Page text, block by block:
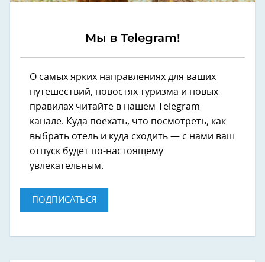
Мы в Telegram!
О самых ярких направлениях для ваших
путешествий, новостях туризма и новых
правилах читайте в нашем Telegram-
канале. Куда поехать, что посмотреть, как
выбрать отель и куда сходить — с нами ваш
отпуск будет по-настоящему
увлекательным.
ПОДПИСАТЬСЯ